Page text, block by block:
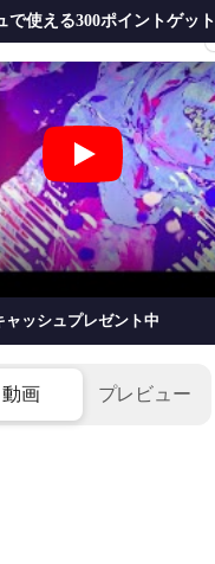
で使える300ポイントゲット
春雷 - 米津玄師
ャッシュプレゼント中
動画 プレビュー